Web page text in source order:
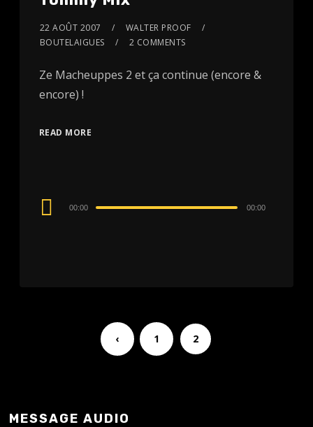
22 AOÛT 2007
WALTER PROOF
BOUTELAIGUES
2 COMMENTS
Ze Macheuppes 2 et ça continue (encore &
encore) !
READ MORE
Audio
00:00 00:00
‹ 1 2
MESSAGE AUDIO